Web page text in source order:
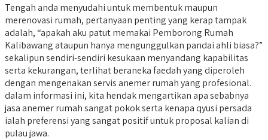
Tengah anda menyudahi untuk membentuk maupun
merenovasi rumah, pertanyaan penting yang kerap tampak
adalah, “apakah aku patut memakai Pemborong Rumah
Kalibawang ataupun hanya mengunggulkan pandai ahli biasa?”
sekalipun sendiri-sendiri kesukaan menyandang kapabilitas
serta kekurangan, terlihat beraneka faedah yang diperoleh
dengan mengenakan servis anemer rumah yang profesional.
dalam informasi ini, kita hendak mengartikan apa sebabnya
jasa anemer rumah sangat pokok serta kenapa qyusi persada
ialah preferensi yang sangat positif untuk proposal kalian di
pulau jawa.